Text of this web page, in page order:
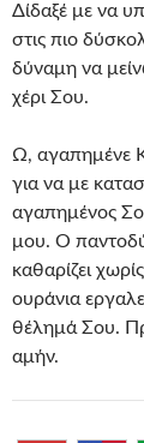
Δίδαξέ με να
στις πιο
δύναμη να
χέρι Σου.
Ω, αγαπημένε
για να με
αγαπημένος
μου. Ο
καθαρίζει
ουράνια
θέλημά Σου.
αμήν.